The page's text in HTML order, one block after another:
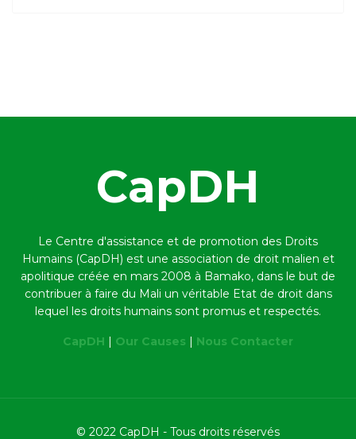
CapDH
Le Centre d'assistance et de promotion des Droits
Humains (CapDH) est une association de droit malien et
apolitique créée en mars 2008 à Bamako, dans le but de
contribuer à faire du Mali un véritable Etat de droit dans
lequel les droits humains sont promus et respectés.
CapDH | Our Causes | Nous Contacter
© 2022 CapDH - Tous droits réservés